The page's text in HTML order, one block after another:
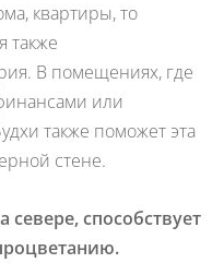
квартиры, то
также
В помещениях, где
или
также поможет эта
стене.
способствует